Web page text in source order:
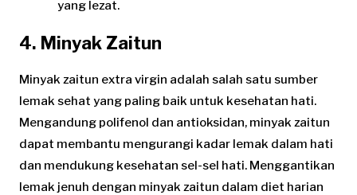
yang lezat.
4. Minyak Zaitun
Minyak zaitun extra virgin adalah salah satu sumber
lemak sehat yang paling baik untuk kesehatan hati.
Mengandung polifenol dan antioksidan, minyak zaitun
dapat membantu mengurangi kadar lemak dalam hati
dan mendukung kesehatan sel-sel hati. Menggantikan
lemak jenuh dengan minyak zaitun dalam diet harian